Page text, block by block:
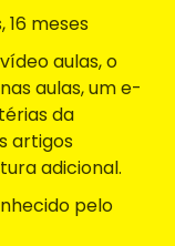
meses
aulas, o
aulas, um e-
da
artigos
adicional.
pelo